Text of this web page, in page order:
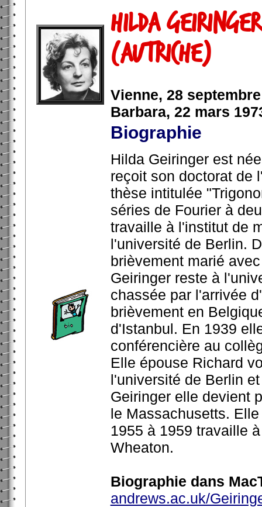
Hilda
(Autriche)
Vienne, 28
Barbara, 22 mars
Biographie
Hilda Geiringer est
reçoit son doctorat de
thèse intitulée
séries de Fourier à
travaille à l'institut de
l'université de Berlin.
brièvement marié
Geiringer reste à
chassée par l'arrivée
brièvement en
d'Istanbul. En 1939
conférencière au
Elle épouse Richard
l'université de Berlin
Geiringer elle devient
le Massachusetts.
1955 à 1959 travaille
Wheaton.
Biographie dans
andrews.ac.uk/